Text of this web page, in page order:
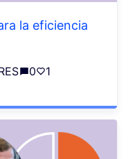
la eficiencia
0 1